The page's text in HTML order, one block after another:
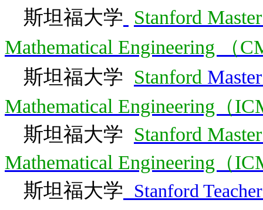
斯坦福大学 Stanford
Mathematical Engineering （
斯坦福大学 Stanford
Mathematical Engineering（
斯坦福大学 Stanford
Mathematical Engineering（
斯坦福大学 Stanford